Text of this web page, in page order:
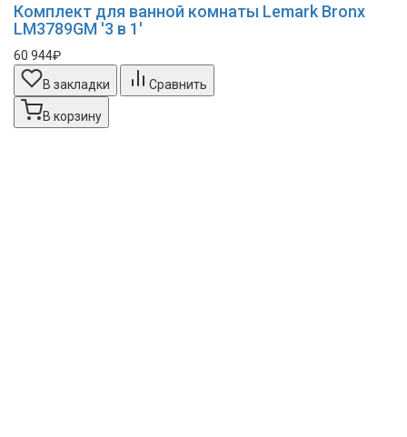
Комплект для ванной комнаты Lemark Bronx
LM3789GM '3 в 1'
60 944₽
В закладки
Сравнить
В корзину